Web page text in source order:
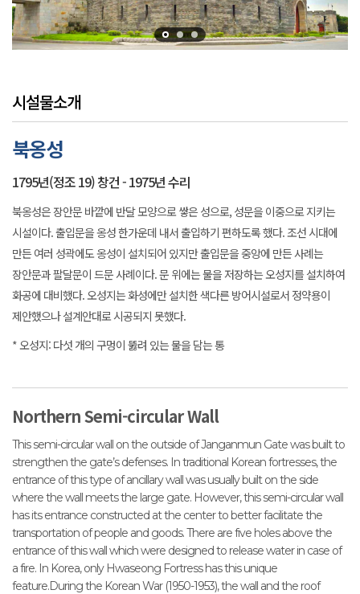
시설물소개
북옹성
1795년(정조 19) 창건 - 1975년 수리
북옹성은 장안문 바깥에 반달 모양으로 쌓은 성으로, 성문을 이중으로 지키는
시설이다. 출입문을 옹성 한가운데 내서 출입하기 편하도록 했다. 조선 시대에
만든 여러 성곽에도 옹성이 설치되어 있지만 출입문을 중앙에 만든 사례는
장안문과 팔달문이 드문 사례이다. 문 위에는 물을 저장하는 오성지를 설치하여
화공에 대비했다. 오성지는 화성에만 설치한 색다른 방어시설로서 정약용이
제안했으나 설계안대로 시공되지 못했다.
* 오성지: 다섯 개의 구멍이 뚫려 있는 물을 담는 통
Northern Semi-circular Wall
This semi-circular wall on the outside of Janganmun Gate was built to
strengthen the gate’s defenses. In traditional Korean fortresses, the
entrance of this type of ancillary wall was usually built on the side
where the wall meets the large gate. However, this semi-circular wall
has its entrance constructed at the center to better facilitate the
transportation of people and goods. There are five holes above the
entrance of this wall which were designed to release water in case of
a fire. In Korea, only Hwaseong Fortress has this unique
feature.During the Korean War (1950-1953), the wall and the roof